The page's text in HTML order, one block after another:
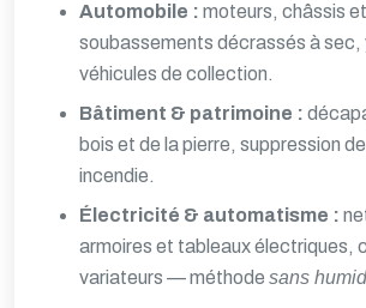
Automobile : moteurs, châssis et
soubassements décrassés à sec,
véhicules de collection.
Bâtiment & patrimoine :
bois et de la pierre, suppression
incendie.
Électricité & automatisme :
armoires et tableaux électriques,
variateurs — méthode sans